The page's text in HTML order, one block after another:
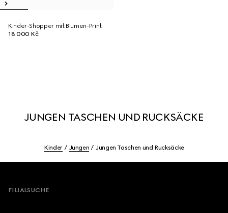
Kinder-Shopper mit Blumen-Print
18 000 Kč
JUNGEN TASCHEN UND RUCKSÄCKE
Kinder Jungen Jungen Taschen und Rucksäcke
FILIALSUCHE